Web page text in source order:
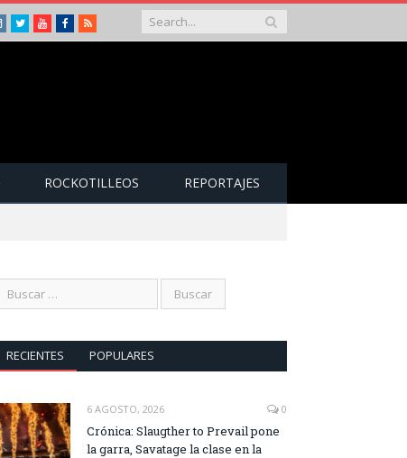
Instagram
TwitterYoutubeFacebook
RSS
ROCKOTILLEOS REPORTAJES
RECIENTES POPULARES
6 AGOSTO, 2026 0
Crónica: Slaugther to Prevail pone
la garra, Savatage la clase en la